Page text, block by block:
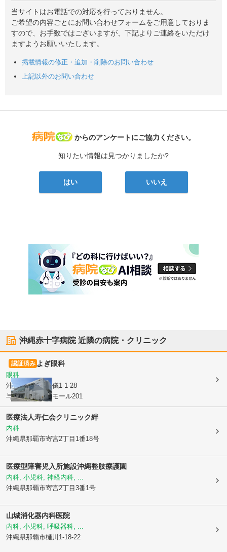
当サイトはお電話での対応を行っておりません。
ご希望の内容ごとにお問い合わせフォームをご用意しておりま
すので、お手数ではございますが、下記よりご連絡をいただけ
ますようお願いいたします。
掲載情報の修正・追加・削除のお問い合わせ
上記以外のお問い合わせ
病院なび
からのアンケートにご協力ください。
知りたい情報は見つかりましたか?
はい いいえ
沖縄赤十字病院近隣の病院・クリニック
認証済み よぎ眼科
眼科
沖縄県那覇市与儀1-1-28
与儀メディカルモール201
医療法人寿仁会クリニック絆
内科
沖縄県那覇市寄宮2丁目1番18号
医療型障害児入所施設沖縄整肢療護園
内科, 小児科, 神経内科, ...
沖縄県那覇市寄宮2丁目3番1号
山城消化器内科医院
内科, 小児科, 呼吸器科, ...
沖縄県那覇市樋川1-18-22